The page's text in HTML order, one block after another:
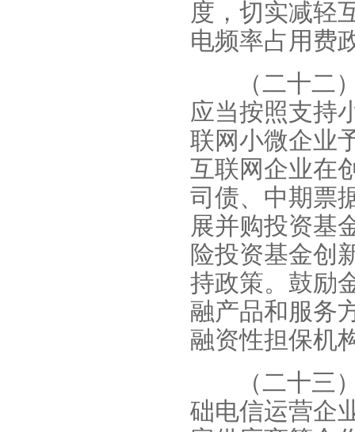
度，切实减轻
电频率占用费
（二十二
应当按照支持
联网小微企业
互联网企业在
司债、中期票
展并购投资基
险投资基金创
持政策。鼓励
融产品和服务
融资性担保机
（二十三
础电信运营企